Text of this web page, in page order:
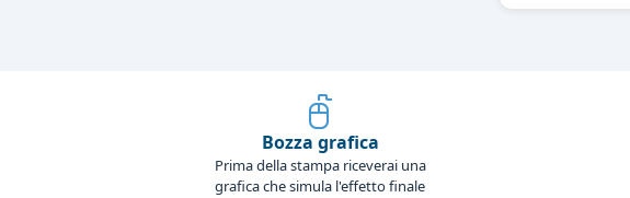
Bozza grafica
Prima della stampa riceverai una
grafica che simula l'effetto finale